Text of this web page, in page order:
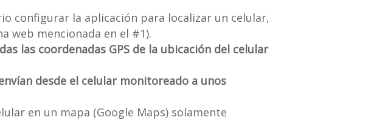
configurar la aplicación para localizar un celular,
web mencionada en el #1).
las coordenadas GPS de la ubicación del celular
desde el celular monitoreado a unos
en un mapa (Google Maps) solamente